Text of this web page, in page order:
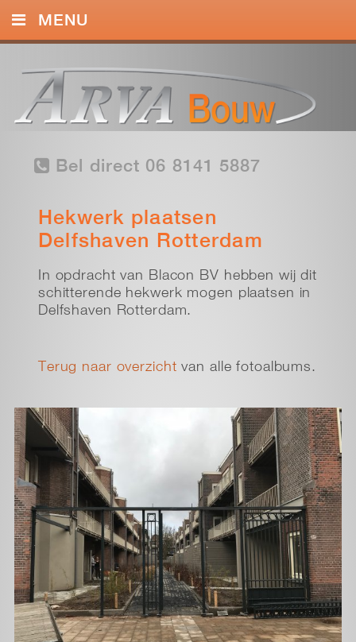
Bel direct 06 8141 5887
MENU
DIENSTEN
CONTACT
Hekwerk plaatsen
Delfshaven Rotterdam
In opdracht van Blacon BV hebben wij dit
schitterende hekwerk mogen plaatsen in
Delfshaven Rotterdam.
Terug naar overzicht van alle fotoalbums.